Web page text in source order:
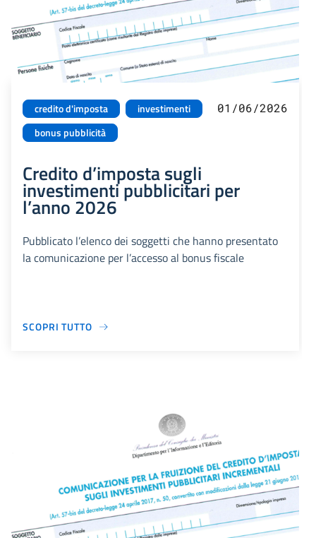
credito d'imposta
investimenti
bonus pubblicità
01/06/2026
Credito d’imposta sugli
investimenti pubblicitari per
l’anno 2026
Pubblicato l’elenco dei soggetti che hanno presentato
la comunicazione per l’accesso al bonus fiscale
SCOPRI TUTTO